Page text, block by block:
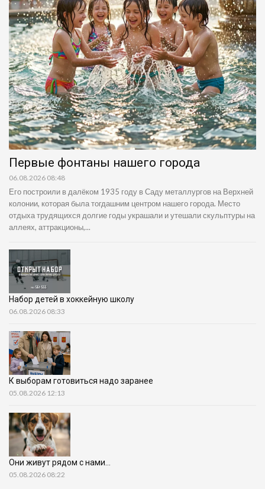
Первые фонтаны нашего города
06.08.2026 08:48
Его построили в далёком 1935 году в Саду металлургов на Верхней
колонии, которая была тогдашним центром нашего города. Место
отдыха трудящихся долгие годы украшали и утешали скульптуры на
аллеях, аттракционы,...
Набор детей в хоккейную школу
06.08.2026 08:33
К выборам готовиться надо заранее
05.08.2026 12:13
Они живут рядом с нами…
05.08.2026 08:22